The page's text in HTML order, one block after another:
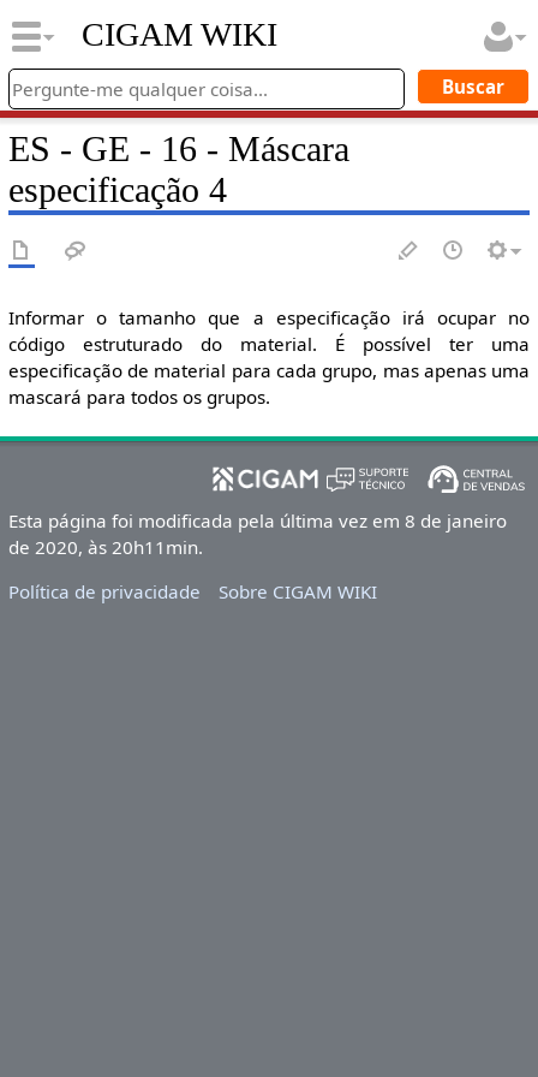
CIGAM WIKI
ES - GE - 16 - Máscara
especificação 4
Informar o tamanho que a especificação irá ocupar no
código estruturado do material. É possível ter uma
especificação de material para cada grupo, mas apenas uma
mascará para todos os grupos.
Esta página foi modificada pela última vez em 8 de janeiro
de 2020, às 20h11min.
Política de privacidade
Sobre CIGAM WIKI